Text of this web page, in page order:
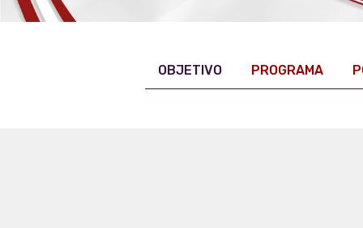
OBJETIVO PROGRAMA